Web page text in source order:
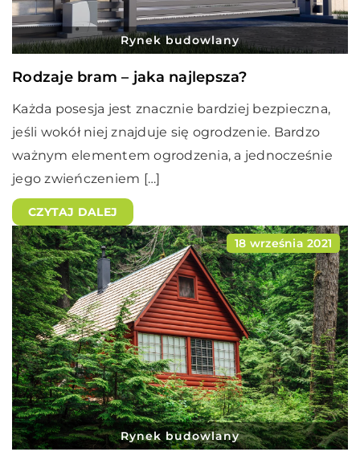
Rynek budowlany
Rodzaje bram – jaka najlepsza?
Każda posesja jest znacznie bardziej bezpieczna,
jeśli wokół niej znajduje się ogrodzenie. Bardzo
ważnym elementem ogrodzenia, a jednocześnie
jego zwieńczeniem […]
CZYTAJ DALEJ
18 września 2021
Rynek budowlany